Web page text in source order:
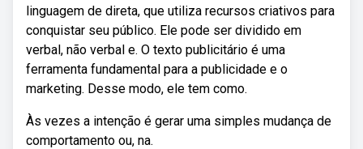
linguagem de direta, que utiliza recursos criativos para
conquistar seu público. Ele pode ser dividido em
verbal, não verbal e. O texto publicitário é uma
ferramenta fundamental para a publicidade e o
marketing. Desse modo, ele tem como.
Às vezes a intenção é gerar uma simples mudança de
comportamento ou, na.